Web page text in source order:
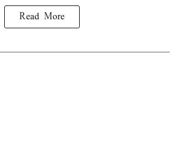
Read More